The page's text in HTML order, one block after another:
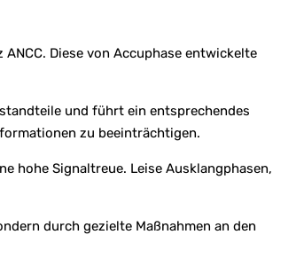
Diese von Accuphase entwickelte
und führt ein entsprechendes
zu beeinträchtigen.
hohe Signaltreue. Leise Ausklangphasen,
durch gezielte Maßnahmen an den